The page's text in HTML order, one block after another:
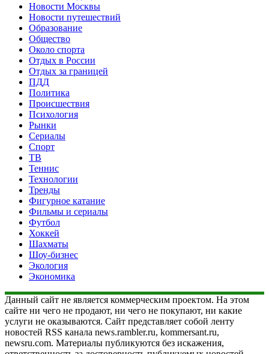
Новости Москвы
Новости путешествий
Образование
Общество
Около спорта
Отдых в России
Отдых за границей
ПДД
Политика
Происшествия
Психология
Рынки
Сериалы
Спорт
ТВ
Теннис
Технологии
Тренды
Фигурное катание
Фильмы и сериалы
Футбол
Хоккей
Шахматы
Шоу-бизнес
Экология
Экономика
Данный сайт не является коммерческим проектом. На этом
сайте ни чего не продают, ни чего не покупают, ни какие
услуги не оказываются. Сайт представляет собой ленту
новостей RSS канала news.rambler.ru, kommersant.ru,
newsru.com. Материалы публикуются без искажения,